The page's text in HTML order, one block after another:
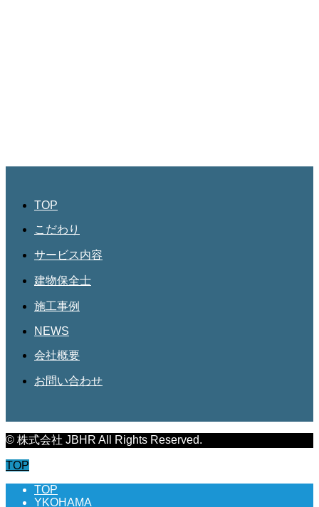
TOP
こだわり
サービス内容
建物保全士
施工事例
NEWS
会社概要
お問い合わせ
© 株式会社 JBHR All Rights Reserved.
TOP
TOP
YKOHAMA